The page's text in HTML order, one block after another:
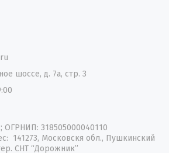
шоссе, д. 7а, стр. 3
ОГРНИП: 318505000040110
141273, Московскя обл., Пушкинский
СНТ “Дорожник”